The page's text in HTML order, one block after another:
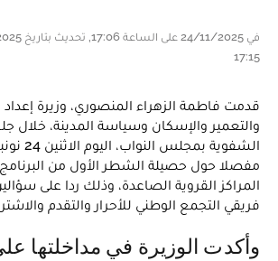
17:15
قدمت فاطمة الزهراء المنصوري، وزيرة إعداد
والتعمير والإسكان وسياسة المدينة، خلال
مفصلا حول حصيلة الشطر الأول من البرنامج
المراكز القروية الصاعدة، وذلك ردا على
فريقي التجمع الوطني للأحرار والتقدم
وأكدت الوزيرة في مداخلتها على الأهمية